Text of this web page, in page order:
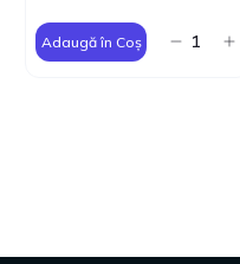
Adaugă în Coș